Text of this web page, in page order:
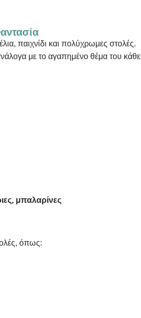
παιχνίδι και πολύχρωμες στολές.
με το αγαπημένο θέμα του κάθε
μπαλαρίνες
όπως: